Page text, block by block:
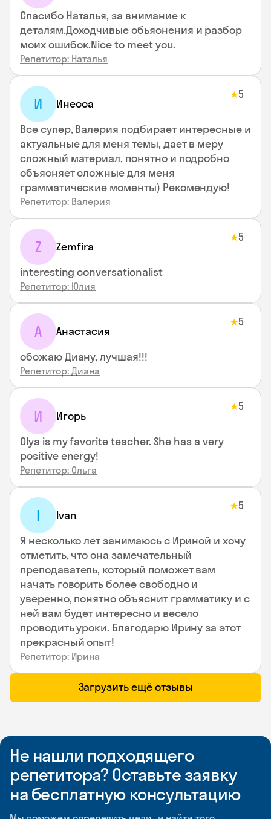
Спасибо Наталья, за внимание к
деталям.Доходчивые обьяснения и разбор
моих ошибок.Nice to meet you.
Репетитор: Наталья
И Инесса
★5
Все супер, Валерия подбирает интересные и
актуальные для меня темы, дает в меру
сложный материал, понятно и подробно
объясняет сложные для меня
грамматические моменты) Рекомендую!
Репетитор: Валерия
Z Zemfira
★5
interesting conversationalist
Репетитор: Юлия
А Анастасия
★5
обожаю Диану, лучшая!!!
Репетитор: Диана
И Игорь
★5
Olya is my favorite teacher. She has a very
positive energy!
Репетитор: Ольга
I Ivan
★5
Я несколько лет занимаюсь с Ириной и хочу
отметить, что она замечательный
преподаватель, который поможет вам
начать говорить более свободно и
уверенно, понятно объяснит грамматику и с
ней вам будет интересно и весело
проводить уроки. Благодарю Ирину за этот
прекрасный опыт!
Репетитор: Ирина
Загрузить ещё отзывы
Не нашли подходящего
репетитора? Оставьте заявку
на бесплатную консультацию